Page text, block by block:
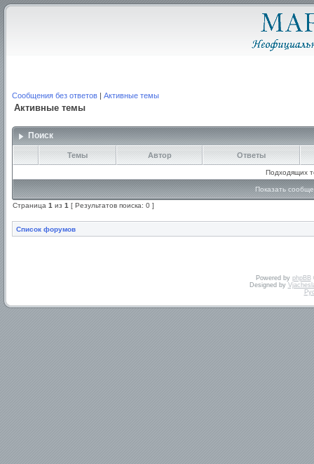
Сообщения без ответов | Активные темы
Активные темы
Поиск
Темы Автор Ответы
Подходящих
Показать
Страница 1 из 1 [ Результатов поиска: 0 ]
Список форумов
Powered by phpBB
Designed by